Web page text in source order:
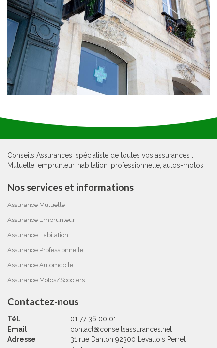
Conseils Assurances, spécialiste de toutes vos assurances :
Mutuelle, emprunteur, habitation, professionnelle, autos-motos.
Nos services et informations
Assurance Mutuelle
Assurance Emprunteur
Assurance Habitation
Assurance Professionnelle
Assurance Automobile
Assurance Motos/Scooters
Contactez-nous
Tél.
Email
Adresse
01 77 36 00 01
contact@conseilsassurances.net
31 rue Danton 92300 Levallois Perret